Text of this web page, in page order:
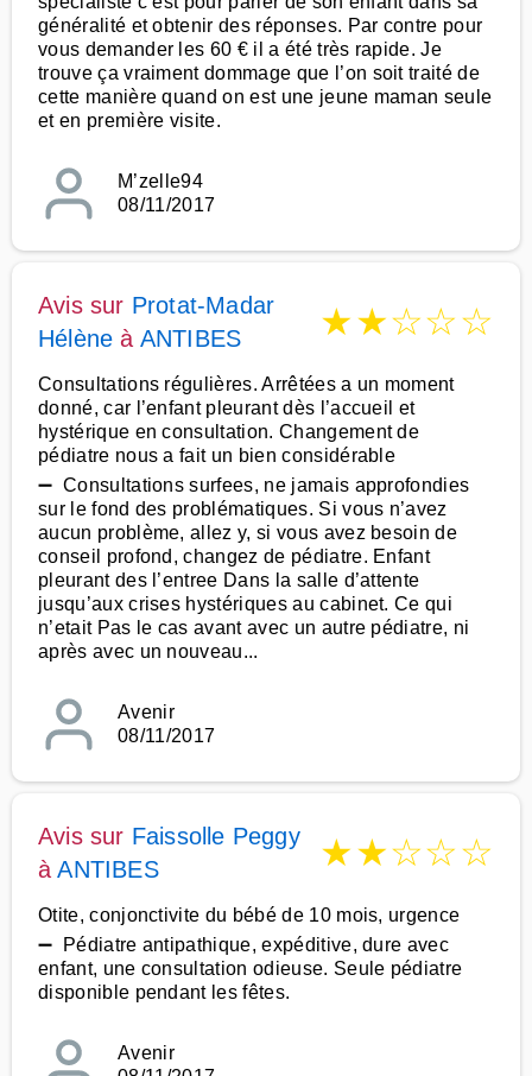
généralité et obtenir des réponses. Par contre pour
vous demander les 60 € il a été très rapide. Je
trouve ça vraiment dommage que l’on soit traité de
cette manière quand on est une jeune maman seule
et en première visite.
M’zelle94
08/11/2017
Avis sur Protat-Madar
Hélène à ANTIBES ★★☆☆☆
Consultations régulières. Arrêtées a un moment
donné, car l’enfant pleurant dès l’accueil et
hystérique en consultation. Changement de
pédiatre nous a fait un bien considérable
➖ Consultations surfees, ne jamais approfondies
sur le fond des problématiques. Si vous n’avez
aucun problème, allez y, si vous avez besoin de
conseil profond, changez de pédiatre. Enfant
pleurant des l’entree Dans la salle d’attente
jusqu’aux crises hystériques au cabinet. Ce qui
n’etait Pas le cas avant avec un autre pédiatre, ni
après avec un nouveau...
Avenir
08/11/2017
Avis sur Faissolle Peggy
àANTIBES ★★☆☆☆
Otite, conjonctivite du bébé de 10 mois, urgence
➖ Pédiatre antipathique, expéditive, dure avec
enfant, une consultation odieuse. Seule pédiatre
disponible pendant les fêtes.
Avenir